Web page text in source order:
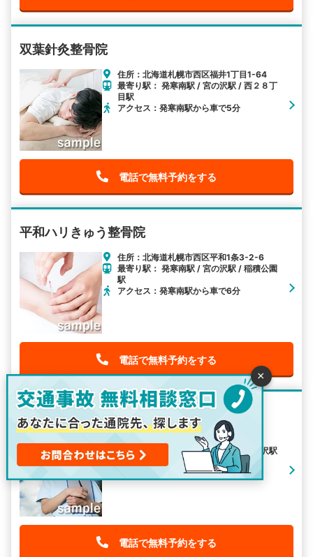
双葉針灸整骨院
住所：北海道札幌市西区福井1丁目1-64
最寄り駅： 発寒南駅 / 宮の沢駅 / 西２８丁
目駅
アクセス：発寒南駅から車で5分
電話で無料予約をする
平和ハリきゅう整骨院
住所：北海道札幌市西区平和1条3-2-6
最寄り駅： 発寒南駅 / 宮の沢駅 / 稲積公園
駅
アクセス：発寒南駅から車で6分
電話で無料予約をする
石狩整骨院
住所：北海道石狩市花川南8条2-158
最寄り駅： 稲積公園駅 / 発寒駅 / 宮の沢駅
アクセス：稲積公園駅から車で7分
電話で無料予約をする
×